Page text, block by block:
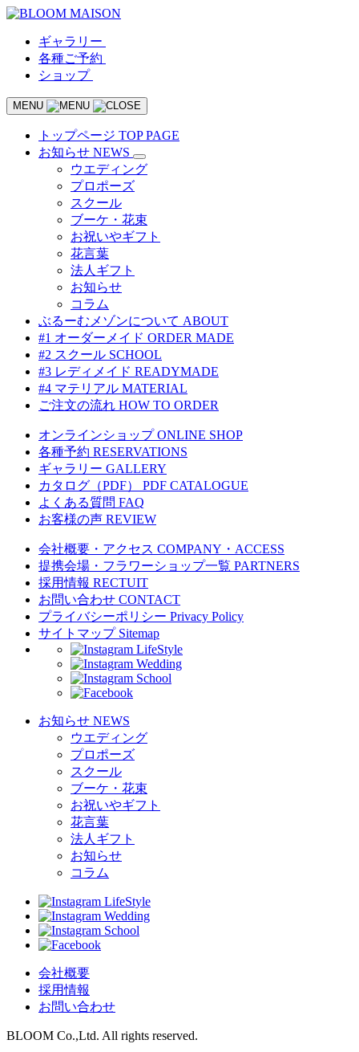
ギャラリー
各種ご予約
ショップ
MENU
トップページ TOP PAGE
お知らせ NEWS
ウエディング
プロポーズ
スクール
ブーケ・花束
お祝いやギフト
花言葉
法人ギフト
お知らせ
コラム
ぶるーむメゾンについて ABOUT
#1 オーダーメイド ORDER MADE
#2 スクール SCHOOL
#3 レディメイド READYMADE
#4 マテリアル MATERIAL
ご注文の流れ HOW TO ORDER
オンラインショップ ONLINE SHOP
各種予約 RESERVATIONS
ギャラリー GALLERY
カタログ（PDF）
PDF CATALOGUE
よくある質問 FAQ
お客様の声 REVIEW
会社概要・アクセス COMPANY・ACCESS
提携会場・フラワーショップ一覧 PARTNERS
採用情報 RECTUIT
お問い合わせ CONTACT
プライバシーポリシー Privacy Policy
サイトマップ Sitemap
LifeStyle
Wedding
School
お知らせ NEWS
ウエディング
プロポーズ
スクール
ブーケ・花束
お祝いやギフト
花言葉
法人ギフト
お知らせ
コラム
LifeStyle
Wedding
School
会社概要
採用情報
お問い合わせ
BLOOM Co.,Ltd. All rights reserved.